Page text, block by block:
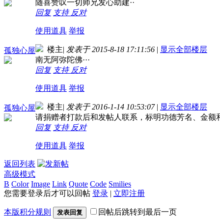
随喜赞叹一切师兄发心助建··
回复 支持 反对
使用道具 举报
孤独心屋 楼主| 发表于 2015-8-18 17:11:56 | 显示全部楼层
南无阿弥陀佛···
回复 支持 反对
使用道具 举报
孤独心屋 楼主| 发表于 2016-1-14 10:53:07 | 显示全部楼层
请捐赠者打款后和发帖人联系，标明功德芳名、金额
回复 支持 反对
使用道具 举报
返回列表
高级模式
B Color Image Link Quote Code Smilies
您需要登录后才可以回帖 登录 | 立即注册
本版积分规则 发表回复 回帖后跳转到最后一页